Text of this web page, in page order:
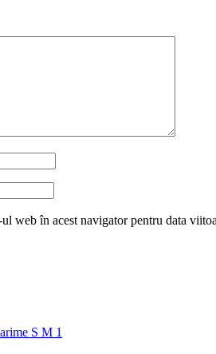
web în acest navigator pentru data